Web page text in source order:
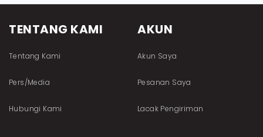
TENTANG KAMI
Tentang Kami
Pers/Media
Hubungi Kami
AKUN
Akun Saya
Pesanan Saya
Lacak Pengiriman